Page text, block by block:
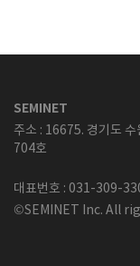
SEMINET
주소 : 16675. 경기도
704호
대표번호 : 031-309-
©SEMINET Inc. All